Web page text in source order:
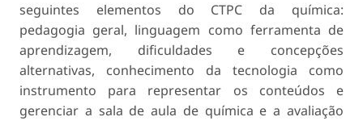
seguintes elementos do CTPC da química:
pedagogia geral, linguagem como ferramenta de
aprendizagem, dificuldades e concepções
alternativas, conhecimento da tecnologia como
instrumento para representar os conteúdos e
gerenciar a sala de aula de química e a avaliação